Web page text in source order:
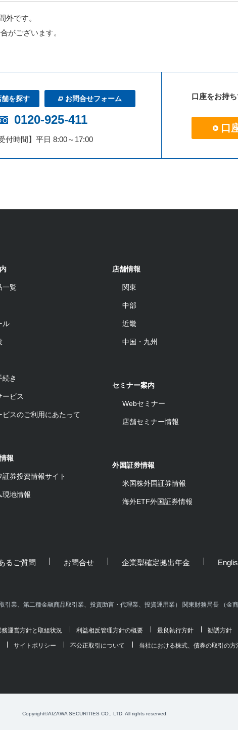
外です。
がございます。
を探す お問合せフォーム
0120-925-411
受付時間】平日 8:00～17:00
口座をお持
口
一覧
ル
続き
ービス
ビスのご利用にあたって
報
証券投資情報サイト
現地情報
店舗情報
関東
中部
近畿
中国・九州
セミナー案内
Webセミナー
店舗セミナー情報
外国証券情報
米国株外国証券情報
海外ETF外国証券情報
るご質問 お問合せ 企業型確定拠出年金
引業、第二種金融商品取引業、投資助言・代理業、投資運用業） 関東財務局長 （
運営方針と取組状況 利益相反管理方針の概要 最良執行方針 勧誘方針
サイトポリシー 不公正取引について 当社における株式、債券の取引の方
Copyright©AIZAWA SECURITIES CO., LTD. All rights reserved.